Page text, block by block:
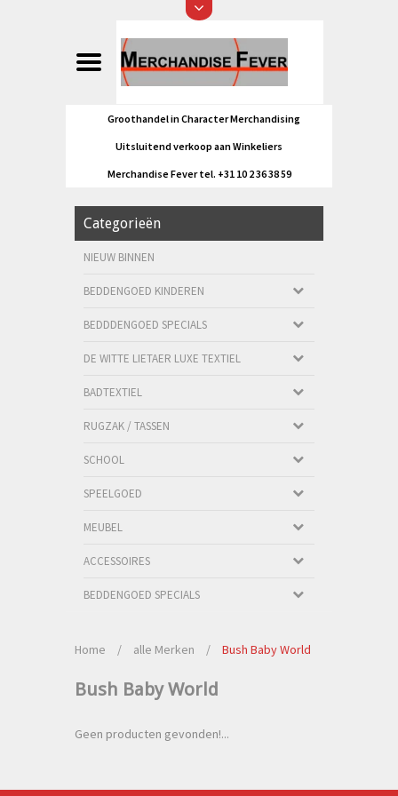
Groothandel in Character Merchandising
Uitsluitend verkoop aan Winkeliers
Merchandise Fever tel. +31 10 2 36 38 59
Categorieën
NIEUW BINNEN
BEDDENGOED KINDEREN
BEDDDENGOED SPECIALS
DE WITTE LIETAER LUXE TEXTIEL
BADTEXTIEL
RUGZAK / TASSEN
SCHOOL
SPEELGOED
MEUBEL
ACCESSOIRES
BEDDENGOED SPECIALS
Home / alle Merken / Bush Baby World
Bush Baby World
Geen producten gevonden!...